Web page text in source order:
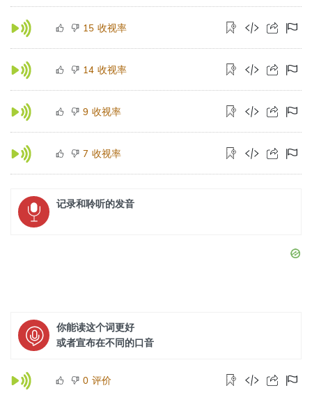
15 收视率
14 收视率
9 收视率
7 收视率
记录和聆听的发音
你能读这个词更好
或者宣布在不同的口音
0 评价